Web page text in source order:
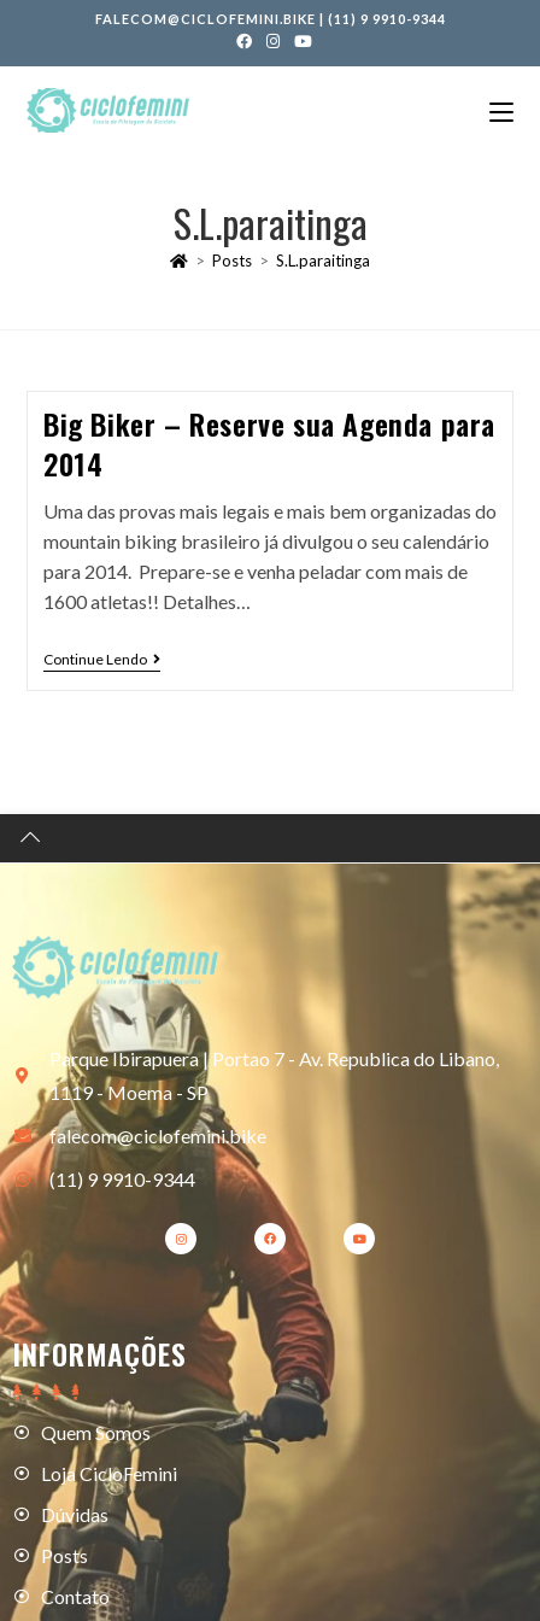
FALECOM@CICLOFEMINI.BIKE | (11) 9 9910-9344
S.L.paraitinga
> Posts > S.L.paraitinga
Big Biker – Reserve sua Agenda para
2014
Uma das provas mais legais e mais bem organizadas do
mountain biking brasileiro já divulgou o seu calendário
para 2014. Prepare-se e venha peladar com mais de
1600 atletas!! Detalhes…
Continue Lendo
Parque Ibirapuera | Portao 7 - Av. Republica do Libano,
1119 - Moema - SP
falecom@ciclofemini.bike
(11) 9 9910-9344
INFORMAÇÕES
Quem Somos
Loja CicloFemini
Dúvidas
Posts
Contato